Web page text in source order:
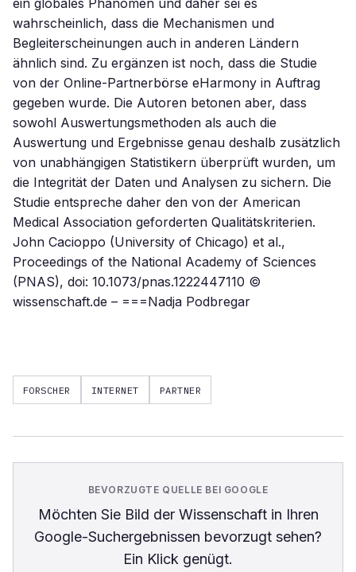
ein globales Phänomen und daher sei es
wahrscheinlich, dass die Mechanismen und
Begleiterscheinungen auch in anderen Ländern
ähnlich sind. Zu ergänzen ist noch, dass die Studie
von der Online-Partnerbörse eHarmony in Auftrag
gegeben wurde. Die Autoren betonen aber, dass
sowohl Auswertungsmethoden als auch die
Auswertung und Ergebnisse genau deshalb zusätzlich
von unabhängigen Statistikern überprüft wurden, um
die Integrität der Daten und Analysen zu sichern. Die
Studie entspreche daher den von der American
Medical Association geforderten Qualitätskriterien.
John Cacioppo (University of Chicago) et al.,
Proceedings of the National Academy of Sciences
(PNAS), doi: 10.1073/pnas.1222447110 ©
wissenschaft.de – ===Nadja Podbregar
FORSCHER INTERNET PARTNER
BEVORZUGTE QUELLE BEI GOOGLE
Möchten Sie Bild der Wissenschaftin Ihren
Google-Suchergebnissen bevorzugt sehen?
Ein Klick genügt.